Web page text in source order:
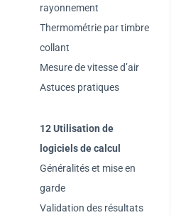
rayonnement
Thermométrie par timbre
collant
Mesure de vitesse d’air
Astuces pratiques
12 Utilisation de
logiciels de calcul
Généralités et mise en
garde
Validation des résultats